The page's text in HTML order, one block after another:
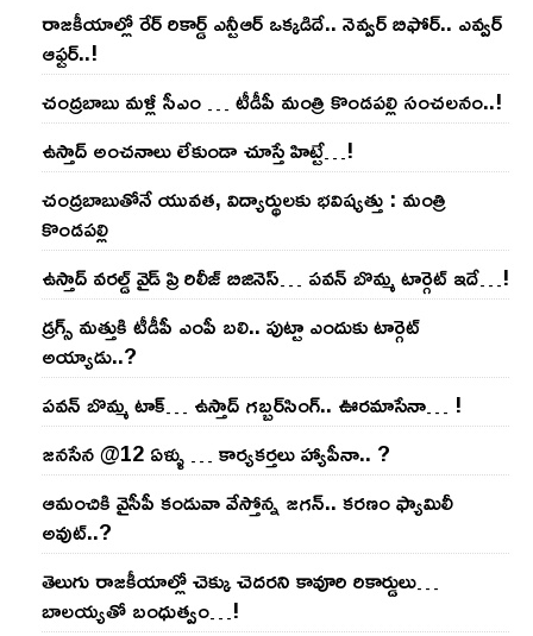
రాజ‌కీయాల్లో రేర్ రికార్డ్ ఎన్టీఆర్ ఒక్క‌డిదే.. నెవ్వ‌ర్ బిఫోర్‌.. ఎవ్వ‌ర్
ఆఫ్ట‌ర్‌..!
చంద్ర‌బాబు మ‌ళ్లీ సీఎం … టీడీపీ మంత్రి కొండ‌ప‌ల్లి సంచ‌ల‌నం..!
ఉస్తాద్ అంచ‌నాలు లేకుండా చూస్తే హిట్టే…!
చంద్ర‌బాబుతోనే యువ‌త‌, విద్యార్థుల‌కు భ‌విష్య‌త్తు : మంత్రి
కొండ‌ప‌ల్లి
ఉస్తాద్ వ‌ర‌ల్డ్ వైడ్ ప్రి రిలీజ్ బిజినెస్‌… ప‌వ‌న్ బొమ్మ టార్గెట్ ఇదే…!
డ్రగ్స్ మత్తుకి టీడీపీ ఎంపీ బలి.. పుట్టా ఎందుకు టార్గెట్
అయ్యాడు..?
ప‌వ‌న్ బొమ్మ టాక్‌… ఉస్తాద్ గ‌బ్బ‌ర్‌సింగ్‌.. ఊర‌మాసేనా… !
జనసేన @12 ఏళ్ళు … కార్యకర్తలు హ్యాపీనా.. ?
ఆమంచికి వైసీపీ కండువా వేస్తోన్న జ‌గ‌న్‌.. క‌ర‌ణం ఫ్యామిలీ
అవుట్‌..?
తెలుగు రాజ‌కీయాల్లో చెక్కు చెద‌ర‌ని కావూరి రికార్డులు…
బాల‌య్యతో బంధుత్వం…!